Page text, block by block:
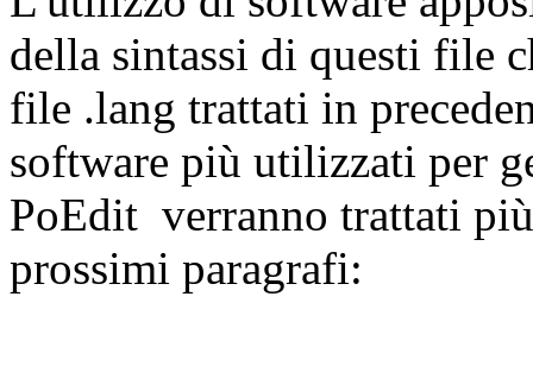
della sintassi di questi file
file .lang trattati in
software più utilizzati per
PoEdit verranno trattati
prossimi paragrafi: